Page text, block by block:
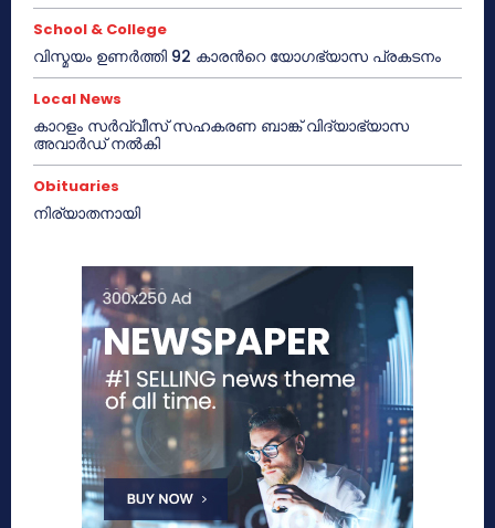
School & College
വിസ്മയം ഉണർത്തി 92 കാരൻറെ യോഗഭ്യാസ പ്രകടനം
Local News
കാറളം സർവ്വീസ് സഹകരണ ബാങ്ക് വിദ്യാഭ്യാസ
അവാർഡ് നൽകി
Obituaries
നിര്യാതനായി